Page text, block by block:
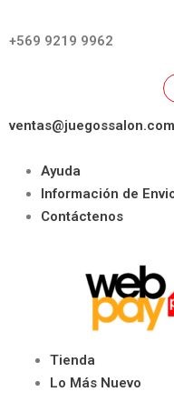
+569 9219 9962
ventas@juegossalon.com
Ayuda
Información de
Contáctenos
Tienda
Lo Más Nuevo